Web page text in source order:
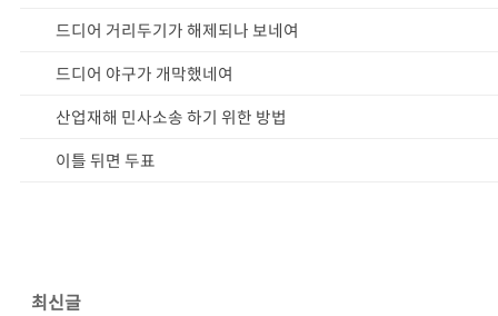
드디어 거리두기가 해제되나 보네여
드디어 야구가 개막했네여
산업재해 민사소송 하기 위한 방법
이틀 뒤면 두표
최신글